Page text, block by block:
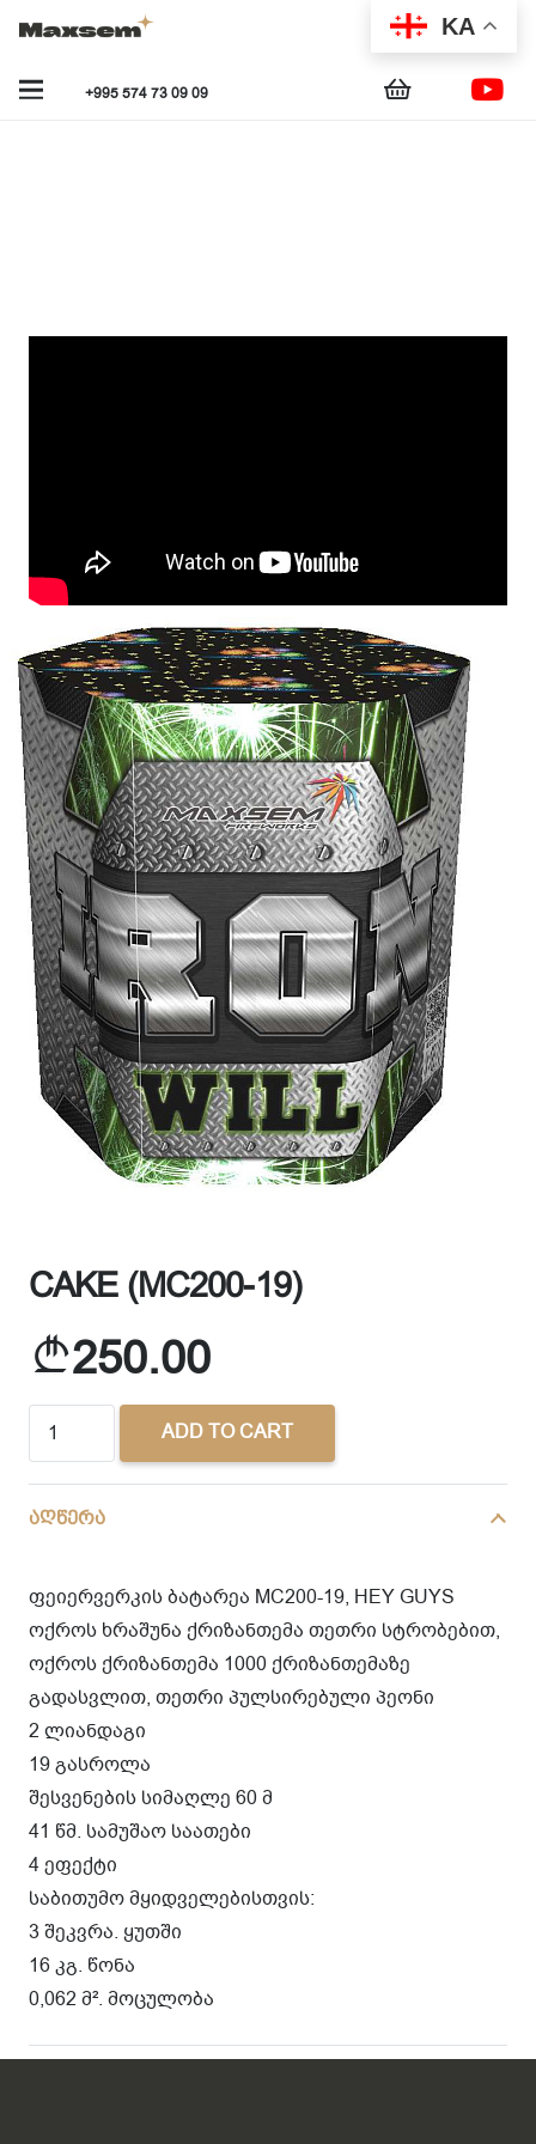
KA
+995 574 73 09 09
CAKE (MC200-19)
250.00
CAKE
(MC200-
19)
quantity
ADD TO CART
აღწერა
ფეიერვერკის ბატარეა MC200-19, HEY GUYS
ოქროს ხრაშუნა ქრიზანთემა თეთრი სტრობებით,
ოქროს ქრიზანთემა 1000 ქრიზანთემაზე
გადასვლით, თეთრი პულსირებული პეონი
2 ლიანდაგი
19 გასროლა
შესვენების სიმაღლე 60 მ
41 წმ. სამუშაო საათები
4 ეფექტი
საბითუმო მყიდველებისთვის:
3 შეკვრა. ყუთში
16 კგ. წონა
0,062 მ². მოცულობა